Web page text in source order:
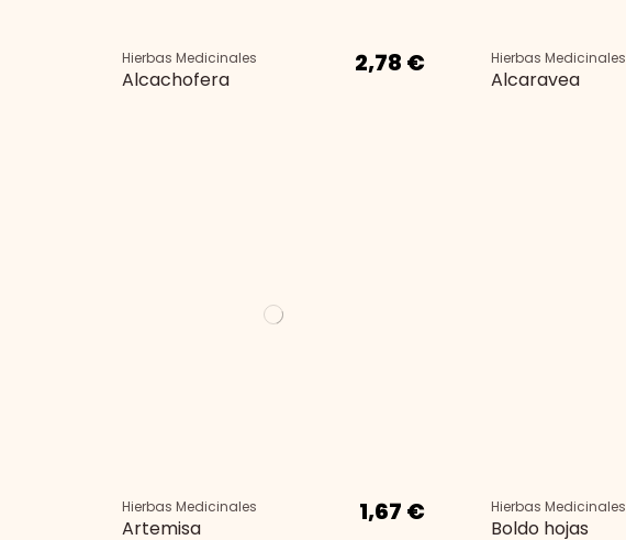
Hierbas Medicinales
Alcachofera
2,78 € Hierbas Medicinales
Alcaravea
Hierbas Medicinales
Artemisa
1,67 € Hierbas Medicinales
Boldo hojas